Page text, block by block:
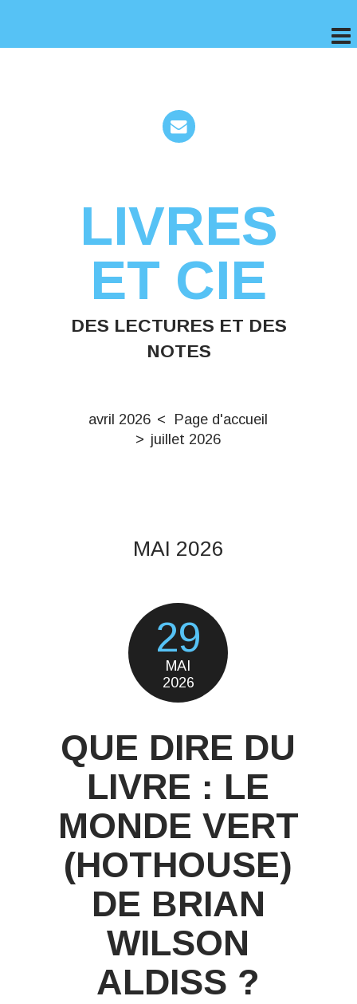
LIVRES
ET CIE
DES LECTURES ET DES
NOTES
avril 2026
Page d'accueil
juillet 2026
MAI 2026
29
MAI
2026
QUE DIRE DU
LIVRE : LE
MONDE VERT
(HOTHOUSE)
DE BRIAN
WILSON
ALDISS ?